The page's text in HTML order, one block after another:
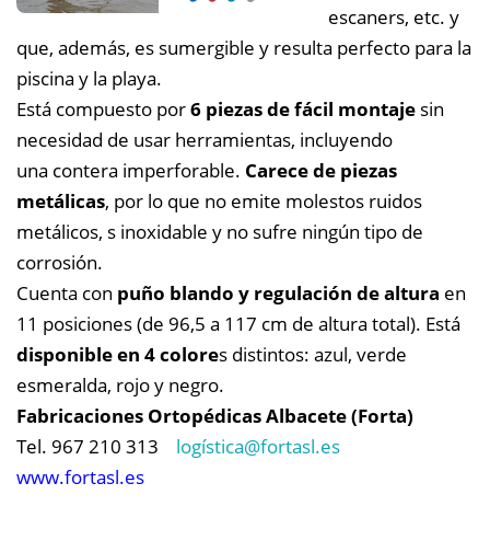
escaners, etc. y
que, además, es sumergible y resulta perfecto para la
piscina y la playa.
Está compuesto por6 piezas de fácil montaje sin
necesidad de usar herramientas, incluyendo
una contera imperforable. Carece de piezas
metálicas, por lo que no emite molestos ruidos
metálicos, s inoxidable y no sufre ningún tipo de
corrosión.
Cuenta con puño blando y regulación de altura en
11 posiciones (de 96,5 a 117 cm de altura total). Está
disponible en 4 colores distintos: azul, verde
esmeralda, rojo y negro.
Fabricaciones Ortopédicas Albacete (Forta)
Tel. 967 210 313 logística@fortasl.es
www.fortasl.es